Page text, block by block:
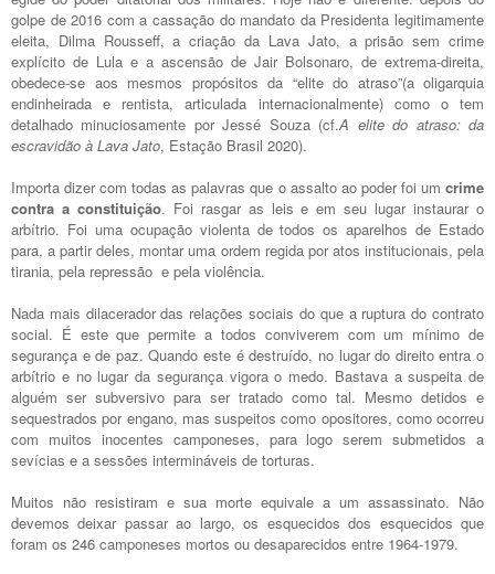
golpe de 2016 com a cassação do mandato da Presidenta legitimamente
eleita, Dilma Rousseff, a criação da Lava Jato, a prisão sem crime
explícito de Lula e a ascensão de Jair Bolsonaro, de extrema-direita,
obedece-se aos mesmos propósitos da “elite do atraso”(a oligarquia
endinheirada e rentista, articulada internacionalmente) como o tem
detalhado minuciosamente por Jessé Souza (cf.A elite do atraso: da
escravidão à Lava Jato, Estação Brasil 2020).
Importa dizer com todas as palavras que o assalto ao poder foi um crime
contra a constituição. Foi rasgar as leis e em seu lugar instaurar o
arbítrio. Foi uma ocupação violenta de todos os aparelhos de Estado
para, a partir deles, montar uma ordem regida por atos institucionais, pela
tirania, pela repressão e pela violência.
Nada mais dilacerador das relações sociais do que a ruptura do contrato
social. É este que permite a todos conviverem com um mínimo de
segurança e de paz. Quando este é destruído, no lugar do direito entra o
arbítrio e no lugar da segurança vigora o medo. Bastava a suspeita de
alguém ser subversivo para ser tratado como tal. Mesmo detidos e
sequestrados por engano, mas suspeitos como opositores, como ocorreu
com muitos inocentes camponeses, para logo serem submetidos a
sevícias e a sessões intermináveis de torturas.
Muitos não resistiram e sua morte equivale a um assassinato. Não
devemos deixar passar ao largo, os esquecidos dos esquecidos que
foram os 246 camponeses mortos ou desaparecidos entre 1964-1979.